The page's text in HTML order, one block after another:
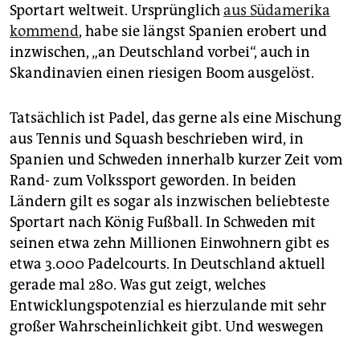
Sportart weltweit. Ursprünglichaus Südamerika
kommend, habe sie längst Spanien erobert und
inzwischen, „an Deutschland vorbei“, auch in
Skandinavien einen riesigen Boom ausgelöst.
Tatsächlich ist Padel, das gerne als eine Mischung
aus Tennis und Squash beschrieben wird, in
Spanien und Schweden innerhalb kurzer Zeit vom
Rand- zum Volkssport geworden. In beiden
Ländern gilt es sogar als inzwischen beliebteste
Sportart nach König Fußball. In Schweden mit
seinen etwa zehn Millionen Einwohnern gibt es
etwa 3.000 Padelcourts. In Deutschland aktuell
gerade mal 280. Was gut zeigt, welches
Entwicklungspotenzial es hierzulande mit sehr
großer Wahrscheinlichkeit gibt. Und weswegen